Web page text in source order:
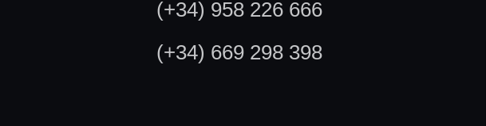
(+34) 958 226 666
(+34) 669 298 398